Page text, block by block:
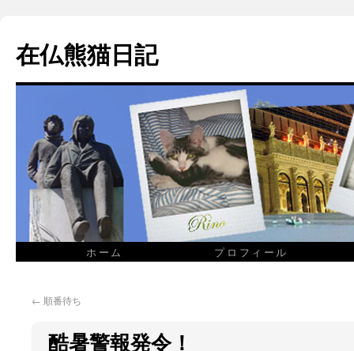
在仏熊猫日記
ホーム プロフィール
← 順番待ち
酷暑警報発令！